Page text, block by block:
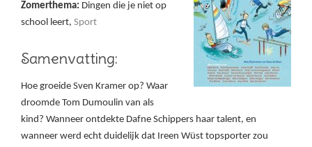
Zomerthema: Dingen die je niet op
school leert, Sport
Samenvatting:
Hoe groeide Sven Kramer op? Waar
droomde Tom Dumoulin van als
kind? Wanneer ontdekte Dafne Schippers haar talent, en
wanneer werd echt duidelijk dat Ireen Wüst topsporter zou